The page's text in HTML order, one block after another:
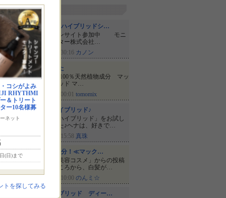
コシがよみ
RHYTHMI
＆トリート
ー10名様募
ネット
(日)まで
トを探してみる
新着投稿
♪ マックヘナ ハイブリッドシ…
マックヘナファンサイト参加中 モニ
プラ モニター株式会社…
2014-12-05 19:30:16 カノン
ヘナで染めてみた
モニプラで当選 100％天然植物成分 マッ
クヘナハイブリッド マ…
2014-11-30 12:00:01 tomomix
マックヘナ ハイブリッド♪
「マックヘナ ハイブリッド」をお試し
させて頂きました♪ヘナは、好きで…
2014-12-01 23:15:58 真珠
100%天然植物成分！≪マック…
ママブロネタ「美容コスメ」からの投稿
実は30才すぎたころから、白髪が…
2014-11-26 18:10:00 のんミ☆
マックヘナハイブリッド ディー…